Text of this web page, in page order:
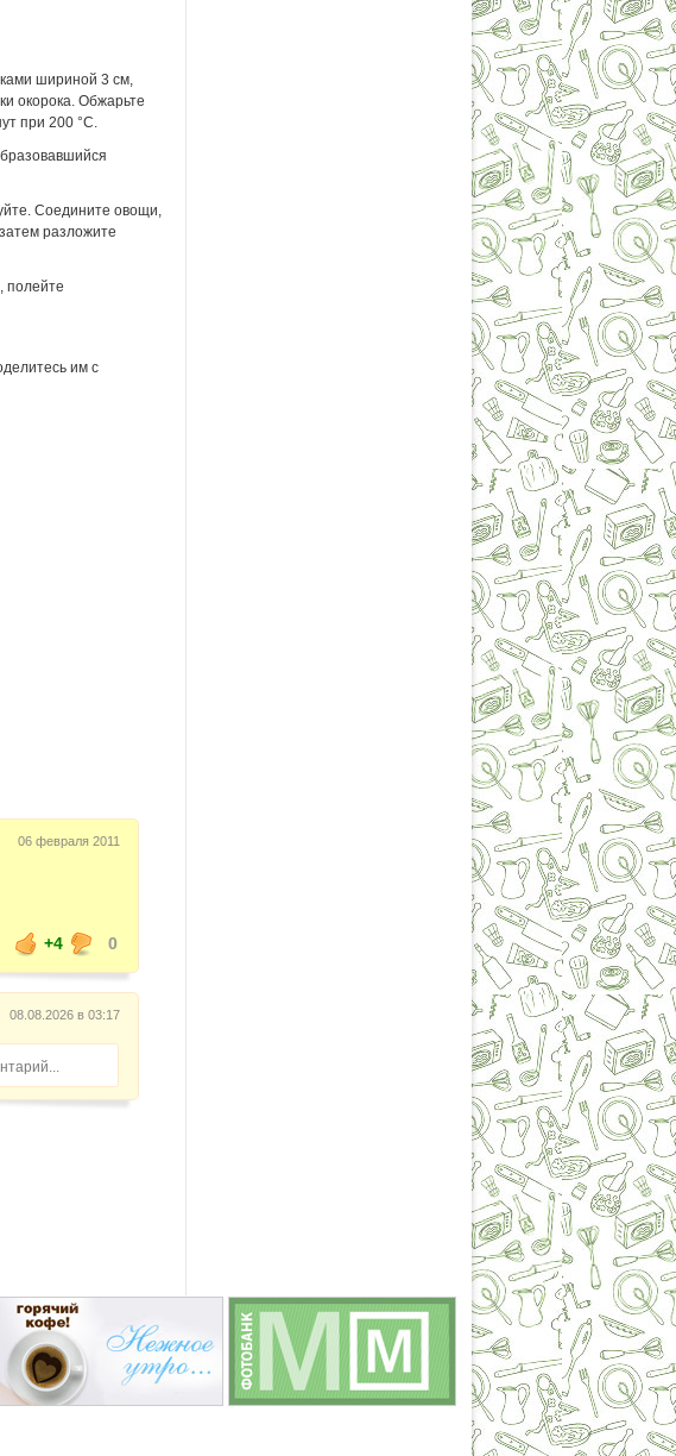
шириной 3 см,
окорока. Обжарьте
при 200 °С.
Соедините овощи,
разложите
полейте
им с
06 февраля 2011
+4
0
08.08.2026 в 03:17